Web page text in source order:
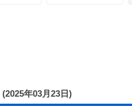
(2025年03月23日)